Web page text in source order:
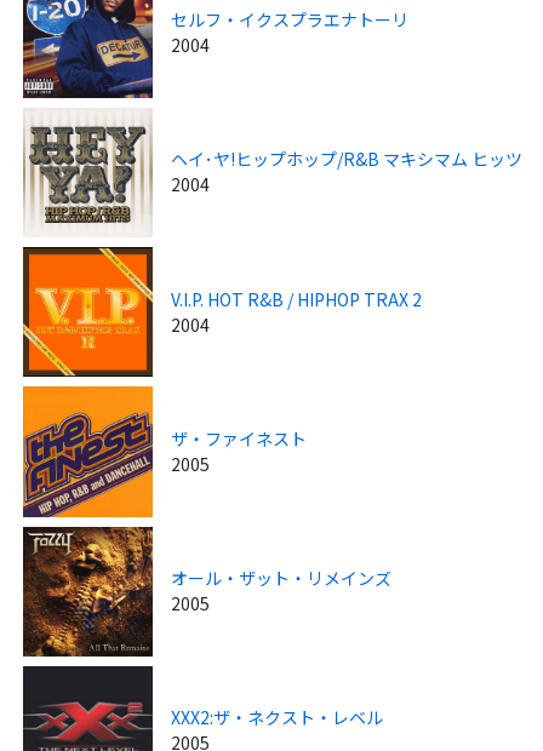
セルフ・イクスプラエナトーリ
2004
ヘイ･ヤ!ヒップホップ/R&B マキシマム ヒッツ
2004
V.I.P. HOT R&B / HIPHOP TRAX 2
2004
ザ・ファイネスト
2005
オール・ザット・リメインズ
2005
XXX2:ザ・ネクスト・レベル
2005